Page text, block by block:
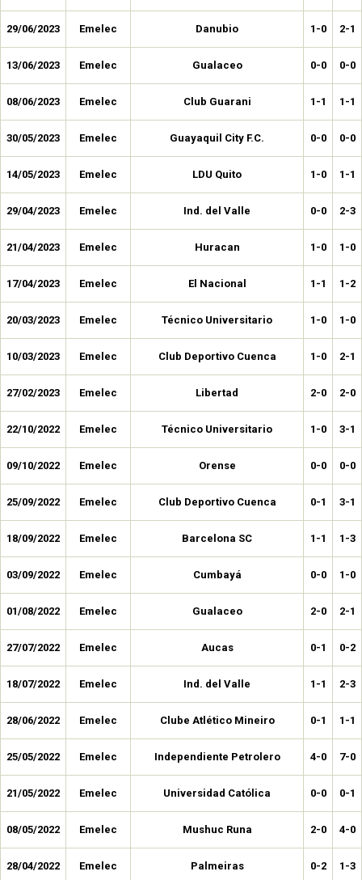
29/06/2023 Emelec Danubio 1-0 2-1
13/06/2023 Emelec Gualaceo 0-0 0-0
08/06/2023 Emelec Club Guarani 1-1 1-1
30/05/2023 Emelec Guayaquil City F.C. 0-0 0-0
14/05/2023 Emelec LDU Quito 1-0 1-1
29/04/2023 Emelec Ind. del Valle 0-0 2-3
21/04/2023 Emelec Huracan 1-0 1-0
17/04/2023 Emelec El Nacional 1-1 1-2
20/03/2023 Emelec Técnico Universitario 1-0 1-0
10/03/2023 Emelec Club Deportivo Cuenca 1-0 2-1
27/02/2023 Emelec Libertad 2-0 2-0
22/10/2022 Emelec Técnico Universitario 1-0 3-1
09/10/2022 Emelec Orense 0-0 0-0
25/09/2022 Emelec Club Deportivo Cuenca 0-1 3-1
18/09/2022 Emelec Barcelona SC 1-1 1-3
03/09/2022 Emelec Cumbayá 0-0 1-0
01/08/2022 Emelec Gualaceo 2-0 2-1
27/07/2022 Emelec Aucas 0-1 0-2
18/07/2022 Emelec Ind. del Valle 1-1 2-3
28/06/2022 Emelec Clube Atlético Mineiro 0-1 1-1
25/05/2022 Emelec Independiente Petrolero 4-0 7-0
21/05/2022 Emelec Universidad Católica 0-0 0-1
08/05/2022 Emelec Mushuc Runa 2-0 4-0
28/04/2022 Emelec Palmeiras 0-2 1-3